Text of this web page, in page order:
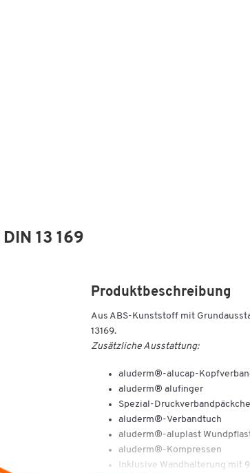
13 169
Produktbeschreibung
Aus ABS-Kunststoff mit
13169.
Zusätzliche Ausstattung:
aluderm®-alucap-
aluderm® alufinger
Spezial-
aluderm®-Verbandtuch
aluderm®-aluplast
aluderm®-Kompressen
Inklusive Wandhalterung mit